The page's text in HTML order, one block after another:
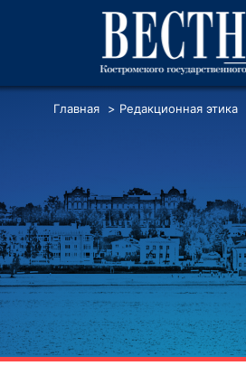
Главная > Редакционная этика